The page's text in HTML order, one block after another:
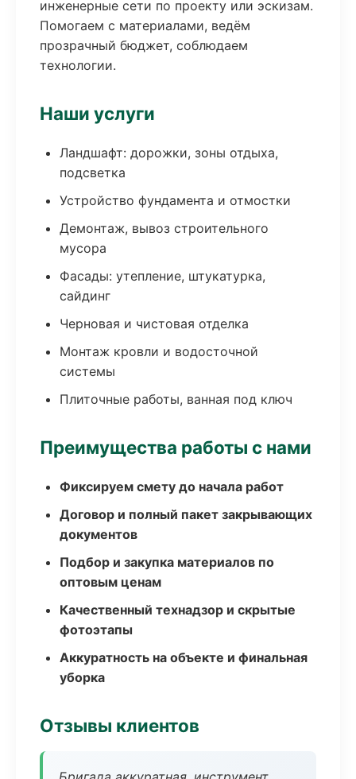
инженерные сети по проекту или эскизам.
Помогаем с материалами, ведём
прозрачный бюджет, соблюдаем
технологии.
Наши услуги
Ландшафт: дорожки, зоны отдыха,
подсветка
Устройство фундамента и отмостки
Демонтаж, вывоз строительного
мусора
Фасады: утепление, штукатурка,
сайдинг
Черновая и чистовая отделка
Монтаж кровли и водосточной
системы
Плиточные работы, ванная под ключ
Преимущества работы с нами
Фиксируем смету до начала работ
Договор и полный пакет закрывающих
документов
Подбор и закупка материалов по
оптовым ценам
Качественный технадзор и скрытые
фотоэтапы
Аккуратность на объекте и финальная
уборка
Отзывы клиентов